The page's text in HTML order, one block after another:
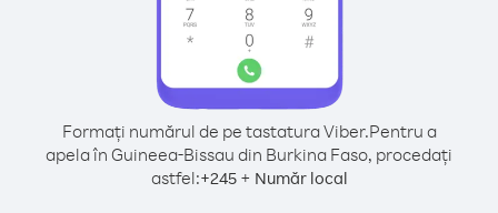
Formați numărul de pe tastatura Viber.Pentru a
apela în Guineea-Bissau din Burkina Faso, procedați
astfel:+245+ Număr local